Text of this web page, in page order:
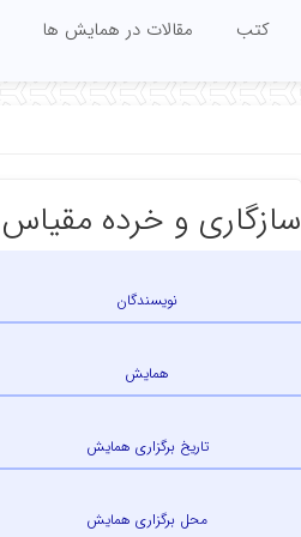
کتب مقالات در همایش ها
سازگاری و خرده
نویسندگان
همایش
تاریخ برگزاری همایش
محل برگزاری همایش